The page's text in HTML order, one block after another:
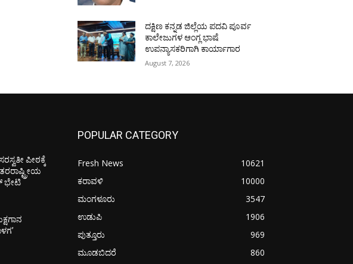
ದಕ್ಷಿಣ ಕನ್ನಡ ಜಿಲ್ಲೆಯ ಪದವಿ ಪೂರ್ವ
ಕಾಲೇಜುಗಳ ಆಂಗ್ಲ ಭಾಷೆ
ಉಪನ್ಯಾಸಕರಿಗಾಗಿ ಕಾರ್ಯಾಗಾರ
August 7, 2026
ಪೀಠಕ್ಕೆ
ಭೇಟಿ
POPULAR CATEGORY
Fresh News
10621
ಕರಾವಳಿ
10000
ಮಂಗಳೂರು
3547
ಉಡುಪಿ
1906
ಪುತ್ತೂರು
969
ಮೂಡಬಿದರೆ
860